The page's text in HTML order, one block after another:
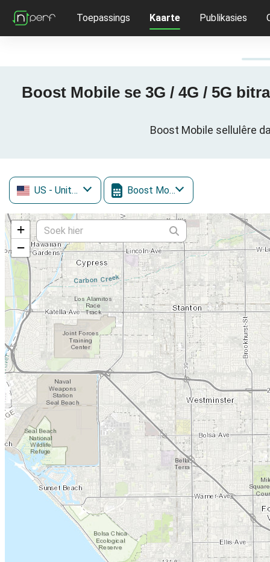
Toepassings Kaarte Publikasies
Boost Mobile se 3G / 4G / 5G
Boost Mobile sellulêre
US - United States Boost Mobile
+
−